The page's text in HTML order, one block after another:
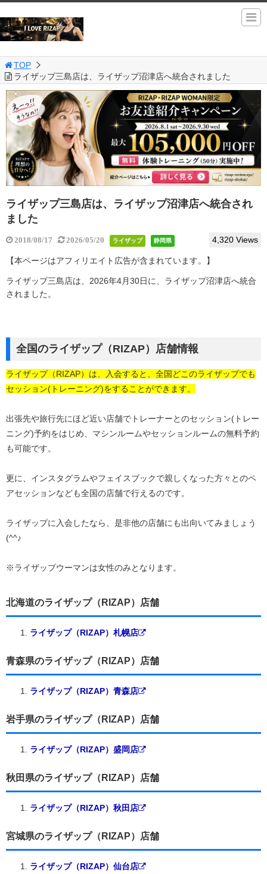
TOP
ライザップ三島店は、ライザップ沼津店へ統合されました
ライザップ三島店は、ライザップ沼津店へ統合され
ました
2018/08/17 2026/05/20 ライザップ 静岡県 4,320 Views
【本ページはアフィリエイト広告が含まれています。】
ライザップ三島店は、2026年4月30日に、ライザップ沼津店へ統合
されました。
全国のライザップ（RIZAP）店舗情報
ライザップ（RIZAP）は、入会すると、全国どこのライザップでも
セッション(トレーニング)をすることができます。
出張先や旅行先にほど近い店舗でトレーナーとのセッション(トレー
ニング)予約をはじめ、マシンルームやセッションルームの無料予約
も可能です。
更に、インスタグラムやフェイスブックで親しくなった方々とのペ
アセッションなども全国の店舗で行えるのです。
ライザップに入会したなら、是非他の店舗にも出向いてみましょう
(^^♪
※ライザップウーマンは女性のみとなります。
北海道のライザップ（RIZAP）店舗
ライザップ（RIZAP）札幌店
青森県のライザップ（RIZAP）店舗
ライザップ（RIZAP）青森店
岩手県のライザップ（RIZAP）店舗
ライザップ（RIZAP）盛岡店
秋田県のライザップ（RIZAP）店舗
ライザップ（RIZAP）秋田店
宮城県のライザップ（RIZAP）店舗
ライザップ（RIZAP）仙台店